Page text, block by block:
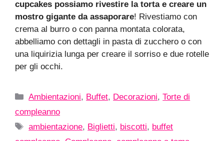
cupcakes possiamo rivestire la torta e creare un
mostro gigante da assaporare! Rivestiamo con
crema al burro o con panna montata colorata,
abbelliamo con dettagli in pasta di zucchero o con
una liquirizia lunga per creare il sorriso e due rotelle
per gli occhi.
Categorie
Ambientazioni, Buffet, Decorazioni,Torte di
compleanno
Tag
ambientazione, Biglietti, biscotti, buffet